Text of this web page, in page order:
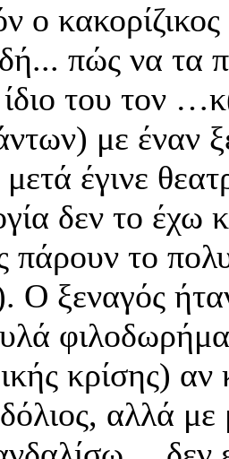
ο
πώς να τα
ίδιο του τον
με έναν
έγινε
δεν το έχω
πάρουν το
Ο ξεναγός
κρίσης)
αλλά